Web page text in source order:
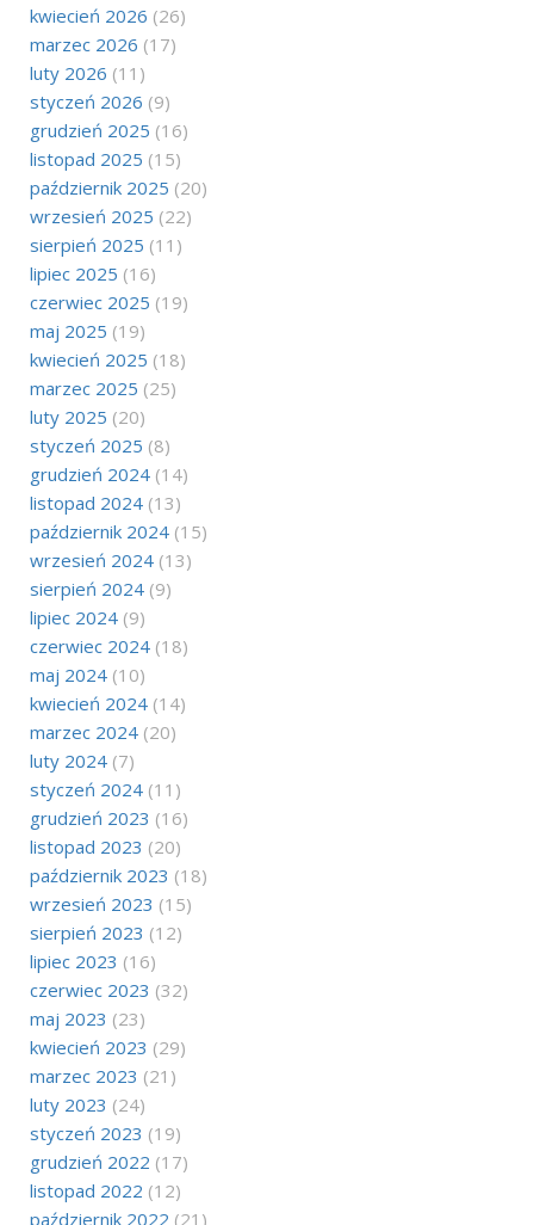
kwiecień 2026 (26)
marzec 2026 (17)
luty 2026 (11)
styczeń 2026 (9)
grudzień 2025 (16)
listopad 2025 (15)
październik 2025 (20)
wrzesień 2025 (22)
sierpień 2025 (11)
lipiec 2025 (16)
czerwiec 2025 (19)
maj 2025 (19)
kwiecień 2025 (18)
marzec 2025 (25)
luty 2025 (20)
styczeń 2025 (8)
grudzień 2024 (14)
listopad 2024 (13)
październik 2024 (15)
wrzesień 2024 (13)
sierpień 2024 (9)
lipiec 2024 (9)
czerwiec 2024 (18)
maj 2024 (10)
kwiecień 2024 (14)
marzec 2024 (20)
luty 2024 (7)
styczeń 2024 (11)
grudzień 2023 (16)
listopad 2023 (20)
październik 2023 (18)
wrzesień 2023 (15)
sierpień 2023 (12)
lipiec 2023 (16)
czerwiec 2023 (32)
maj 2023 (23)
kwiecień 2023 (29)
marzec 2023 (21)
luty 2023 (24)
styczeń 2023 (19)
grudzień 2022 (17)
listopad 2022 (12)
październik 2022 (21)